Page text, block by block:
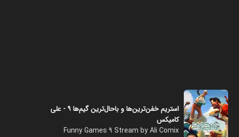
استریم خفن‌ترین‌ها و باحال‌ترین گیم‌ها ۹ - علی
کامیکس
Funny Games 9 Stream by Ali Comix